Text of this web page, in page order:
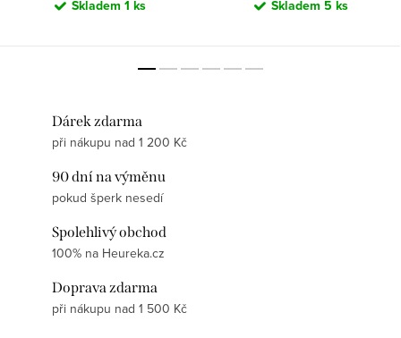
Skladem 1 ks Skladem 5 ks
Dárek zdarma
při nákupu nad 1 200 Kč
90 dní na výměnu
pokud šperk nesedí
Spolehlivý obchod
100% na Heureka.cz
Doprava zdarma
při nákupu nad 1 500 Kč